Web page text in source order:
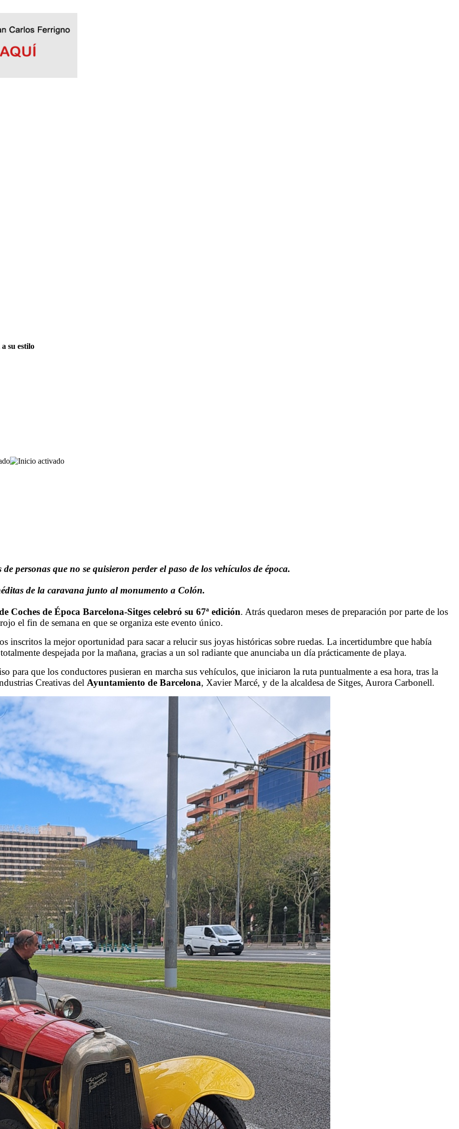
su estilo
personas que no se quisieron perder el paso de los vehículos de época.
de la caravana junto al monumento a Colón.
Coches de Época Barcelona-Sitges celebró su 67ª edición. Atrás quedaron meses de preparación por parte de los
el fin de semana en que se organiza este evento único.
inscritos la mejor oportunidad para sacar a relucir sus joyas históricas sobre ruedas. La incertidumbre que había
despejada por la mañana, gracias a un sol radiante que anunciaba un día prácticamente de playa.
para que los conductores pusieran en marcha sus vehículos, que iniciaron la ruta puntualmente a esa hora, tras la
Creativas del Ayuntamiento de Barcelona, Xavier Marcé, y de la alcaldesa de Sitges, Aurora Carbonell.